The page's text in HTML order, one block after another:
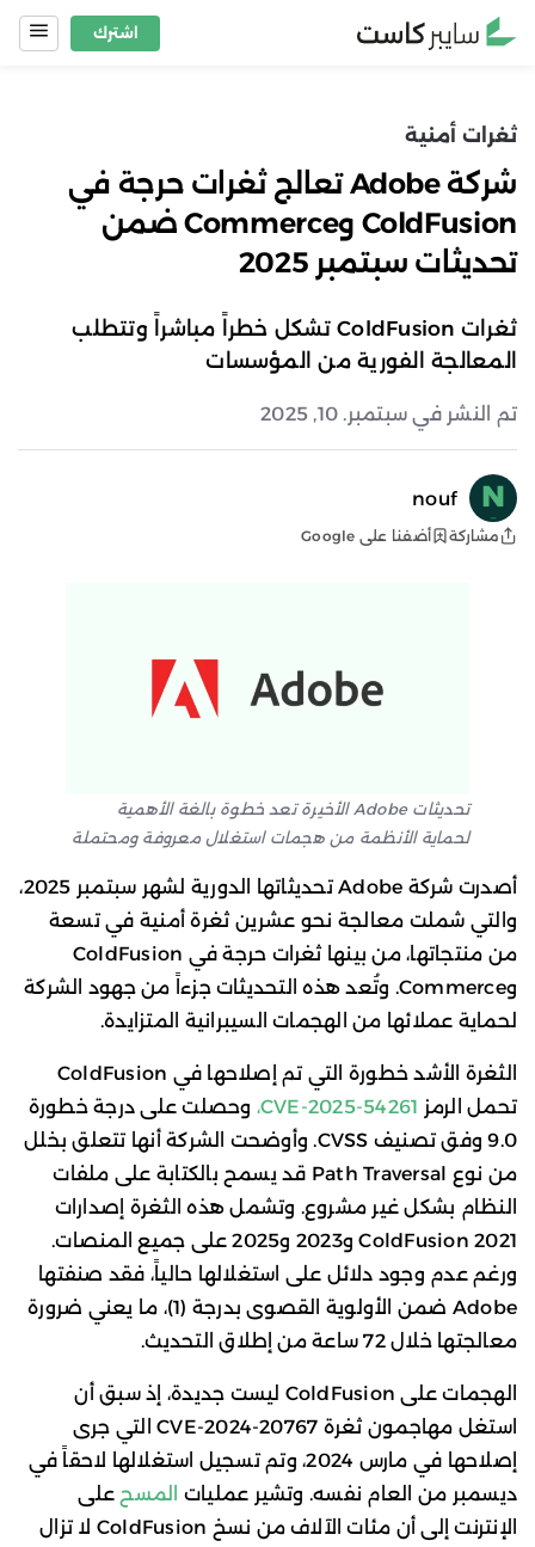
Skip
اشترك
ثغرات أمنية
شركة Adobe تعالج ثغرات حرجة في
ColdFusion وCommerce ضمن
تحديثات سبتمبر 2025
ثغرات ColdFusion تشكل خطراً مباشراً وتتطلب
المعالجة الفورية من المؤسسات
تم النشر في سبتمبر. 10, 2025
nouf
مشاركة أضفنا على Google
تحديثات Adobe الأخيرة تعد خطوة بالغة الأهمية
لحماية الأنظمة من هجمات استغلال معروفة ومحتملة
أصدرت شركة Adobe تحديثاتها الدورية لشهر سبتمبر 2025،
والتي شملت معالجة نحو عشرين ثغرة أمنية في تسعة
من منتجاتها، من بينها ثغرات حرجة في ColdFusion
وCommerce. وتُعد هذه التحديثات جزءاً من جهود الشركة
لحماية عملائها من الهجمات السيبرانية المتزايدة.
الثغرة الأشد خطورة التي تم إصلاحها في ColdFusion
تحمل الرمز CVE-2025-54261، وحصلت على درجة خطورة
9.0 وفق تصنيف CVSS. وأوضحت الشركة أنها تتعلق بخلل
من نوع Path Traversal قد يسمح بالكتابة على ملفات
النظام بشكل غير مشروع. وتشمل هذه الثغرة إصدارات
ColdFusion 2021 و2023 و2025 على جميع المنصات.
ورغم عدم وجود دلائل على استغلالها حالياً، فقد صنفتها
Adobe ضمن الأولوية القصوى بدرجة (1)، ما يعني ضرورة
معالجتها خلال 72 ساعة من إطلاق التحديث.
الهجمات على ColdFusion ليست جديدة، إذ سبق أن
استغل مهاجمون ثغرة CVE-2024-20767 التي جرى
إصلاحها في مارس 2024، وتم تسجيل استغلالها لاحقاً في
ديسمبر من العام نفسه. وتشير عمليات
المسح على
الإنترنت إلى أن مئات الآلاف من نسخ ColdFusion لا تزال